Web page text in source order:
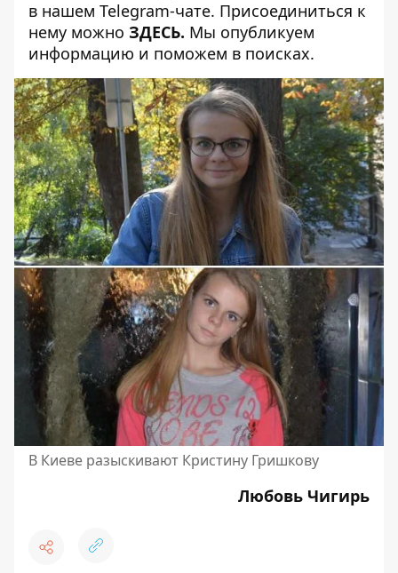
в нашем Telegram-чате. Присоединиться к
нему можно ЗДЕСЬ. Мы опубликуем
информацию и поможем в поисках.
В Киеве разыскивают Кристину Гришкову
Любовь Чигирь